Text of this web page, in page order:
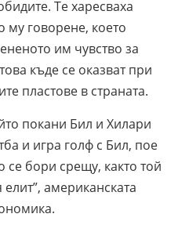
Те харесваха
му говорене, което
им чувство за
къде се оказват при
пластове в страната.
покани Бил и Хилари
и игра голф с Бил, пое
се бори срещу, както той
американската